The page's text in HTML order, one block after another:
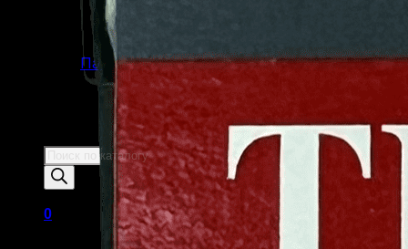
Пистолеты МР-80
Патроны
Патроны для гладкоствольного
оружия
Патроны для нарезного оружия
Патроны для ОООП
Поиск
товаров
0